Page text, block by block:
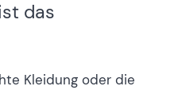
das
Kleidung oder die